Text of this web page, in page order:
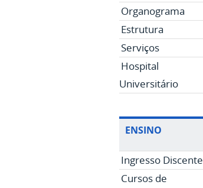
Organograma
Estrutura
Serviços
Hospital
Universitário
ENSINO
Ingresso Discente
Cursos de